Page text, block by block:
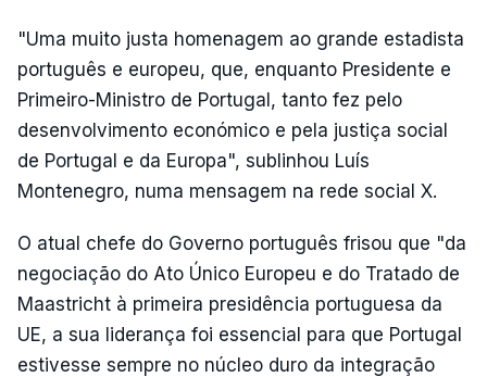
"Uma muito justa homenagem ao grande estadista
português e europeu, que, enquanto Presidente e
Primeiro-Ministro de Portugal, tanto fez pelo
desenvolvimento económico e pela justiça social
de Portugal e da Europa", sublinhou Luís
Montenegro, numa mensagem na rede social X.
O atual chefe do Governo português frisou que "da
negociação do Ato Único Europeu e do Tratado de
Maastricht à primeira presidência portuguesa da
UE, a sua liderança foi essencial para que Portugal
estivesse sempre no núcleo duro da integração